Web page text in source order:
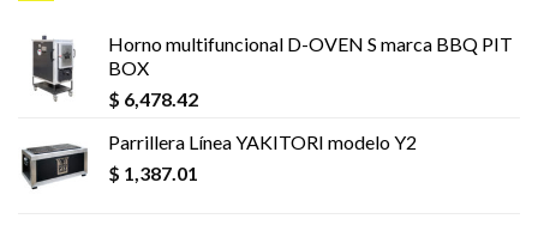
Horno multifuncional D-OVEN S marca BBQ PIT
BOX
$ 6,478.42
Parrillera Línea YAKITORI modelo Y2
$ 1,387.01